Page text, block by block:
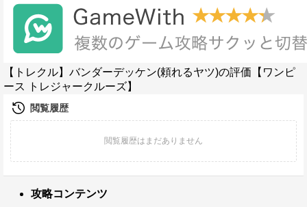
【トレクル】バンダーデッケン(頼れるヤツ)の評価【ワンピ
ース トレジャークルーズ】
攻略コンテンツ